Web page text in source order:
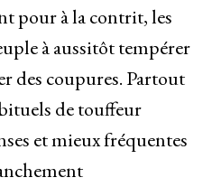
pour à la contrit, les
à aussitôt tempérer
des coupures. Partout
de touffeur
et mieux fréquentes